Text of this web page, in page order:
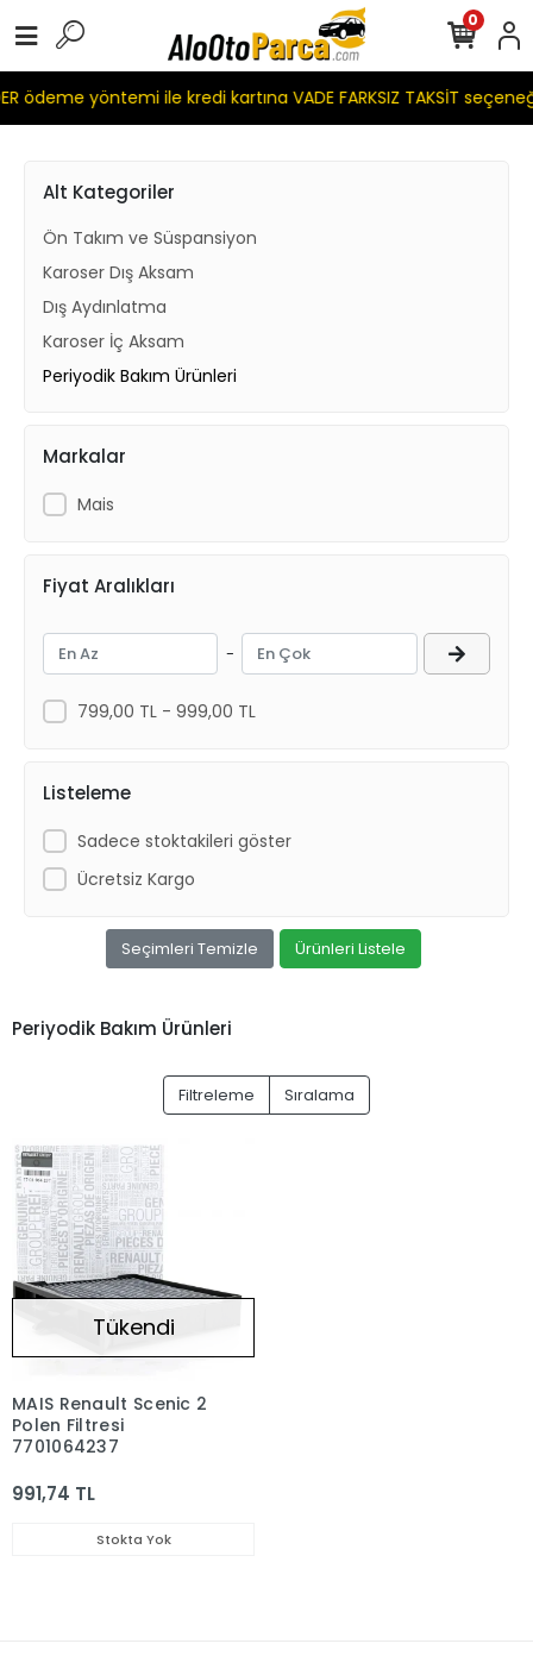
ödeme yöntemi ile kredi kartına VADE FARKSIZ TAKSİT
0
Alt Kategoriler
Ön Takım ve Süspansiyon
Karoser Dış Aksam
Dış Aydınlatma
Karoser İç Aksam
Periyodik Bakım Ürünleri
Markalar
Mais
Fiyat Aralıkları
-
799,00 TL - 999,00 TL
Listeleme
Sadece stoktakileri göster
Ücretsiz Kargo
Seçimleri Temizle Ürünleri Listele
Periyodik Bakım Ürünleri
Filtreleme Sıralama
Tükendi
MAIS Renault Scenic 2
Polen Filtresi
7701064237
991,74 TL
Stokta Yok